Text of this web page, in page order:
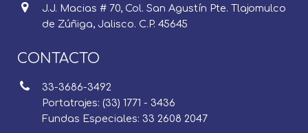
J.J. Macias # 70, Col. San Agustín Pte. Tlajomulco
de Zúñiga, Jalisco. C.P. 45645
CONTACTO
33-3686-3492
Portatrajes: (33) 1771 - 3436
Fundas Especiales: 33 2608 2047